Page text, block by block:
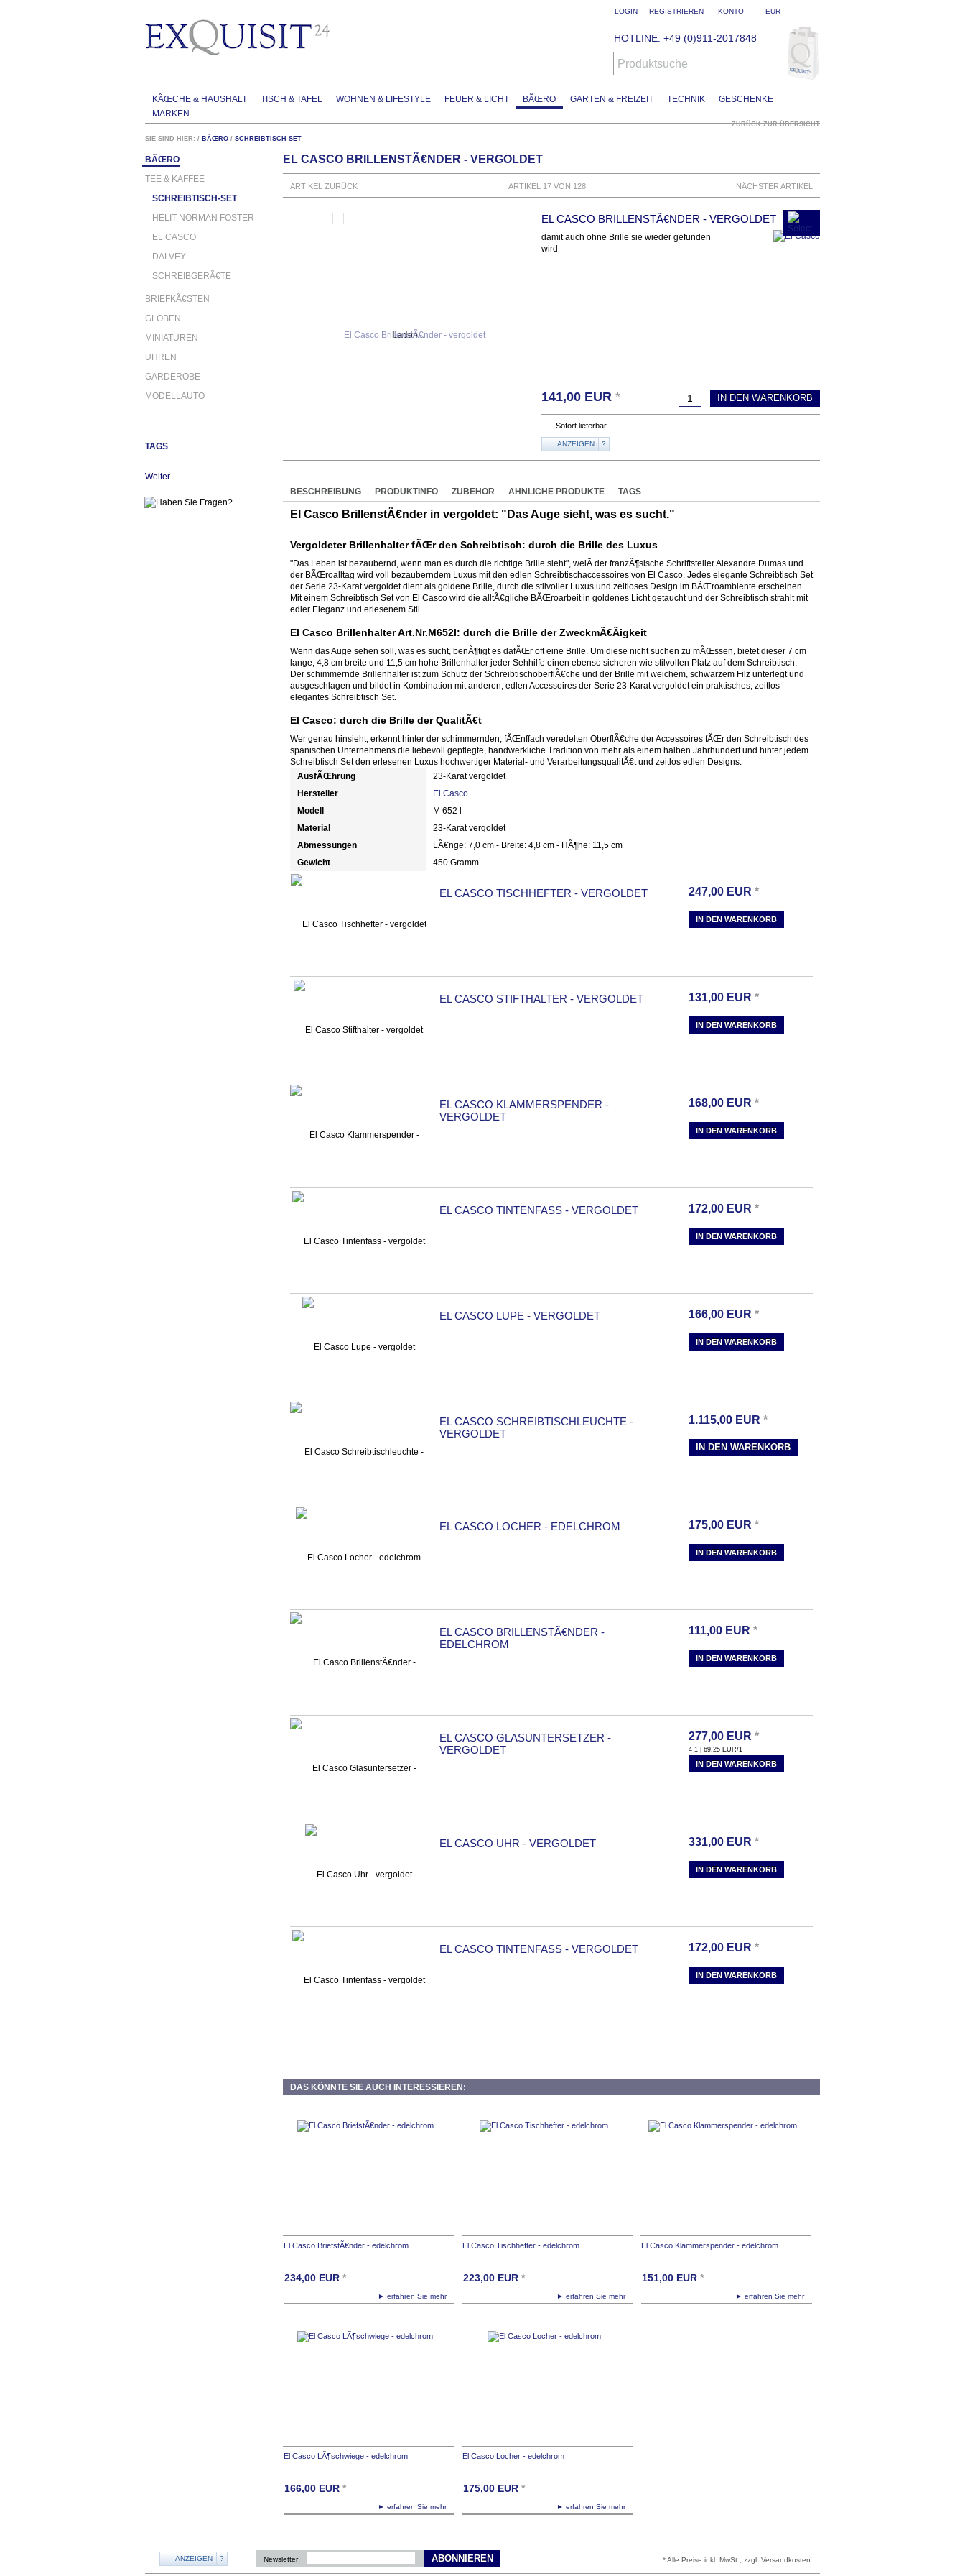
EUR
KONTO
LOGIN REGISTRIEREN
KÃŒCHE & HAUSHALT TISCH & TAFEL WOHNEN & LIFESTYLE FEUER & LICHT BÃŒRO GARTEN & FREIZEIT TECHNIK
GESCHENKE
MARKEN
HOTLINE: +49 (0)911-2017848
Produktsuche
SIE SIND HIER: / BÃŒRO / SCHREIBTISCH-SET
BÃŒRO
TEE & KAFFEE
SCHREIBTISCH-SET
HELIT NORMAN FOSTER
EL CASCO
DALVEY
SCHREIBGERÃ€TE
BRIEFKÃ€STEN
GLOBEN
MINIATUREN
UHREN
GARDEROBE
MODELLAUTO
TAGS
Weiter...
ZURÜCK ZUR ÜBERSICHT
EL CASCO BRILLENSTÃ€NDER - VERGOLDET
ARTIKEL ZURÜCK ARTIKEL 17 VON 128 NÄCHSTER ARTIKEL
Laden...
EL CASCO BRILLENSTÃ€NDER - VERGOLDET
damit auch ohne Brille sie wieder gefunden
wird
141,00 EUR * IN DEN WARENKORB
Sofort lieferbar.
ANZEIGEN ?
BESCHREIBUNG PRODUKTINFO ZUBEHÖR ÄHNLICHE PRODUKTE TAGS
El Casco BrillenstÃ€nder in vergoldet: "Das Auge sieht, was es sucht."
Vergoldeter Brillenhalter fÃŒr den Schreibtisch: durch die Brille des Luxus
"Das Leben ist bezaubernd, wenn man es durch die richtige Brille sieht", weiÃ der franzÃ¶sische Schriftsteller Alexandre Dumas und
der BÃŒroalltag wird voll bezauberndem Luxus mit den edlen Schreibtischaccessoires von El Casco. Jedes elegante Schreibtisch Set
der Serie 23-Karat vergoldet dient als goldene Brille, durch die stilvoller Luxus und zeitloses Design im BÃŒroambiente erscheinen.
Mit einem Schreibtisch Set von El Casco wird die alltÃ€gliche BÃŒroarbeit in goldenes Licht getaucht und der Schreibtisch strahlt mit
edler Eleganz und erlesenem Stil.
El Casco Brillenhalter Art.Nr.M652l: durch die Brille der ZweckmÃ€Ãigkeit
Wenn das Auge sehen soll, was es sucht, benÃ¶tigt es dafÃŒr oft eine Brille. Um diese nicht suchen zu mÃŒssen, bietet dieser 7 cm
lange, 4,8 cm breite und 11,5 cm hohe Brillenhalter jeder Sehhilfe einen ebenso sicheren wie stilvollen Platz auf dem Schreibtisch.
Der schimmernde Brillenhalter ist zum Schutz der SchreibtischoberflÃ€che und der Brille mit weichem, schwarzem Filz unterlegt und
ausgeschlagen und bildet in Kombination mit anderen, edlen Accessoires der Serie 23-Karat vergoldet ein praktisches, zeitlos
elegantes Schreibtisch Set.
El Casco: durch die Brille der QualitÃ€t
Wer genau hinsieht, erkennt hinter der schimmernden, fÃŒnffach veredelten OberflÃ€che der Accessoires fÃŒr den Schreibtisch des
spanischen Unternehmens die liebevoll gepflegte, handwerkliche Tradition von mehr als einem halben Jahrhundert und hinter jedem
Schreibtisch Set den erlesenen Luxus hochwertiger Material- und VerarbeitungsqualitÃ€t und zeitlos edlen Designs.
AusfÃŒhrung
23-Karat vergoldet
Hersteller
El Casco
Modell
M 652 l
Material
23-Karat vergoldet
Abmessungen
LÃ€nge: 7,0 cm - Breite: 4,8 cm - HÃ¶he: 11,5 cm
Gewicht
450 Gramm
EL CASCO TISCHHEFTER - VERGOLDET 247,00 EUR *
IN DEN WARENKORB
EL CASCO STIFTHALTER - VERGOLDET 131,00 EUR *
IN DEN WARENKORB
EL CASCO KLAMMERSPENDER -
VERGOLDET
168,00 EUR *
IN DEN WARENKORB
EL CASCO TINTENFASS - VERGOLDET 172,00 EUR *
IN DEN WARENKORB
EL CASCO LUPE - VERGOLDET 166,00 EUR *
IN DEN WARENKORB
EL CASCO SCHREIBTISCHLEUCHTE -
VERGOLDET
1.115,00 EUR *
IN DEN WARENKORB
EL CASCO LOCHER - EDELCHROM 175,00 EUR *
IN DEN WARENKORB
EL CASCO BRILLENSTÃ€NDER -
EDELCHROM
111,00 EUR *
IN DEN WARENKORB
EL CASCO GLASUNTERSETZER -
VERGOLDET
277,00 EUR *
4 1 | 69,25 EUR/1
IN DEN WARENKORB
EL CASCO UHR - VERGOLDET 331,00 EUR *
IN DEN WARENKORB
EL CASCO TINTENFASS - VERGOLDET 172,00 EUR *
IN DEN WARENKORB
DAS KÖNNTE SIE AUCH INTERESSIEREN:
El Casco BriefstÃ€nder - edelchrom
► erfahren Sie mehr
234,00 EUR *
El Casco Tischhefter - edelchrom
► erfahren Sie mehr
223,00 EUR *
El Casco Klammerspender - edelchrom
► erfahren Sie mehr
151,00 EUR *
El Casco LÃ¶schwiege - edelchrom
► erfahren Sie mehr
166,00 EUR *
El Casco Locher - edelchrom
► erfahren Sie mehr
175,00 EUR *
ANZEIGEN ? Newsletter ABONNIEREN * Alle Preise inkl. MwSt., zzgl. Versandkosten.